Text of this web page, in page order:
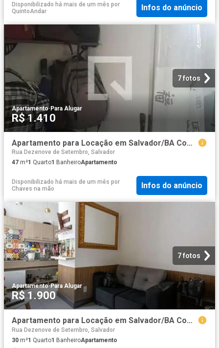
Disponibilizado há mais de um mês por
QuintoAndar
Infos do anúncio
7 fotos
Apartamento·Para Alugar
R$ 1.410
Apartamento para Locação em Salvador/BA Comércio 1 Quartos
Rua Dezenove de Setembro, Salvador
47 m²1 Quarto1 BanheiroApartamento
Disponibilizado há mais de um mês por
Chaves na mão
Infos do anúncio
7 fotos
Apartamento·Para Alugar
R$ 1.900
Apartamento para Locação em Salvador/BA Comércio 1 Quartos
Rua Dezenove de Setembro, Salvador
30 m²1 Quarto1 BanheiroApartamento